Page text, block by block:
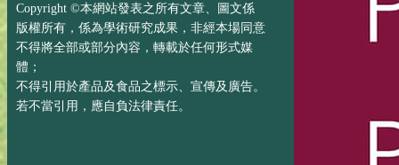
Copyright ©本網站發表之所有文章、圖文係
版權所有，係為學術研究成果，非經本場同意
不得將全部或部分內容，轉載於任何形式媒
體；
不得引用於產品及食品之標示、宣傳及廣告。
若不當引用，應自負法律責任。